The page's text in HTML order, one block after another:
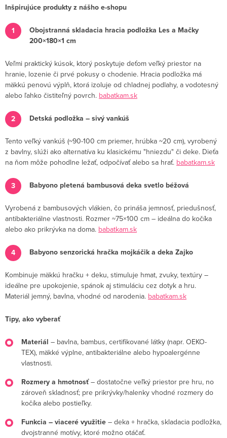
Inšpirujúce produkty z nášho e-shopu
Obojstranná skladacia hracia podložka Les a Mačky
200×180×1 cm
Veľmi praktický kúsok, ktorý poskytuje deťom veľký priestor na
hranie, lozenie či prvé pokusy o chodenie. Hracia podložka má
mäkkú penovú výplň, ktorá izoluje od chladnej podlahy, a vodotesný
alebo ľahko čistiteľný povrch. babatkam.sk
Detská podložka – sivý vankúš
Tento veľký vankúš (~90-100 cm priemer, hrúbka ~20 cm), vyrobený
z bavlny, slúži ako alternatíva ku klasickému "hniezdu" či deke. Dieťa
na ňom môže pohodlne ležať, odpočívať alebo sa hrať. babatkam.sk
Babyono pletená bambusová deka svetlo béžová
Vyrobená z bambusových vlákien, čo prináša jemnosť, priedušnosť,
antibakteriálne vlastnosti. Rozmer ~75×100 cm – ideálna do kočíka
alebo ako prikrývka na doma. babatkam.sk
Babyono senzorická hračka mojkáčik a deka Zajko
Kombinuje mäkkú hračku + deku, stimuluje hmat, zvuky, textúry –
ideálne pre upokojenie, spánok aj stimuláciu cez dotyk a hru.
Materiál jemný, bavlna, vhodné od narodenia. babatkam.sk
Tipy, ako vyberať
Materiál – bavlna, bambus, certifikované látky (napr. OEKO-
TEX), mäkké výplne, antibakteriálne alebo hypoalergénne
vlastnosti.
Rozmery a hmotnosť– dostatočne veľký priestor pre hru, no
zároveň skladnosť; pre prikrývky/halenky vhodné rozmery do
kočíka alebo postieľky.
Funkcia – viaceré využitie – deka + hračka, skladacia podložka,
dvojstranné motívy, ktoré možno otáčať.